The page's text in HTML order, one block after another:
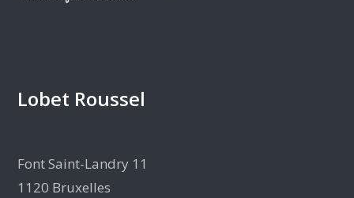
Lobet Roussel
Font Saint-Landry 11
1120 Bruxelles